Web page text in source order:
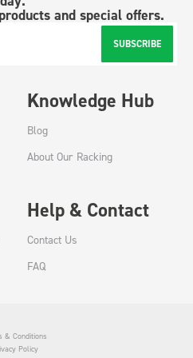
and special offers.
SUBSCRIBE
Knowledge Hub
Blog
About Our Racking
Help & Contact
Contact Us
FAQ
& Conditions
Policy